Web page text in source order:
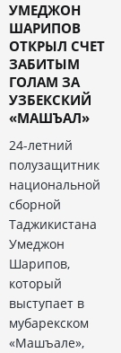
УМЕДЖОН
ШАРИПОВ
ОТКРЫЛ СЧЕТ
ЗАБИТЫМ
ГОЛАМ ЗА
УЗБЕКСКИЙ
«МАШЪАЛ»
24-летний
полузащитник
национальной
сборной
Таджикистана
Умеджон
Шарипов,
который
выступает в
мубарекском
«Машъале»,